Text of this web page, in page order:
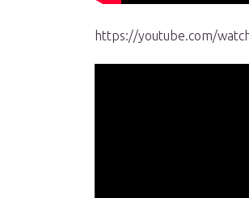
https://youtube.com/